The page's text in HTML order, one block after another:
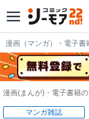
漫画（マンガ）・電子書
漫画(まんが)・電子書籍
マンガ雑誌